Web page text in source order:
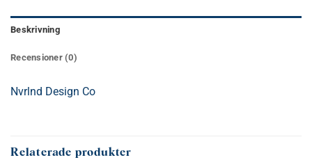
Beskrivning
Recensioner (0)
Nvrlnd Design Co
Relaterade produkter